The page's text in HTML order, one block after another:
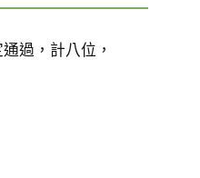
過，計八位，